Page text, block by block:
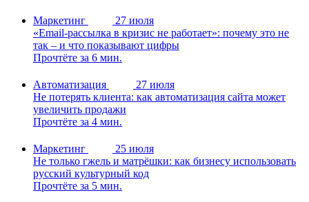
Маркетинг
27 июля
«Email-рассылка в кризис не работает»: почему это не
так – и что показывают цифры
Прочтёте за 6 мин.
Автоматизация
27 июля
Не потерять клиента: как автоматизация сайта может
увеличить продажи
Прочтёте за 4 мин.
Маркетинг
25 июля
Не только гжель и матрёшки: как бизнесу использовать
русский культурный код
Прочтёте за 5 мин.